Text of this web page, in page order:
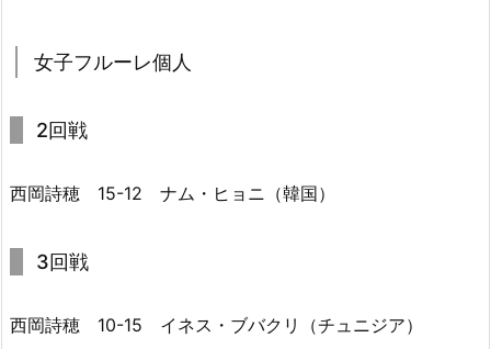
女子フルーレ個人
2回戦
西岡詩穂 15-12 ナム・ヒョニ（韓国）
3回戦
西岡詩穂 10-15 イネス・ブバクリ（チュニジア）